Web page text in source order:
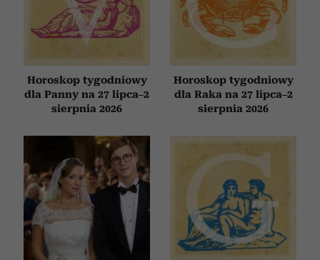
Horoskop tygodniowy
dla Panny na 27 lipca–2
sierpnia 2026
Horoskop tygodniowy
dla Raka na 27 lipca–2
sierpnia 2026